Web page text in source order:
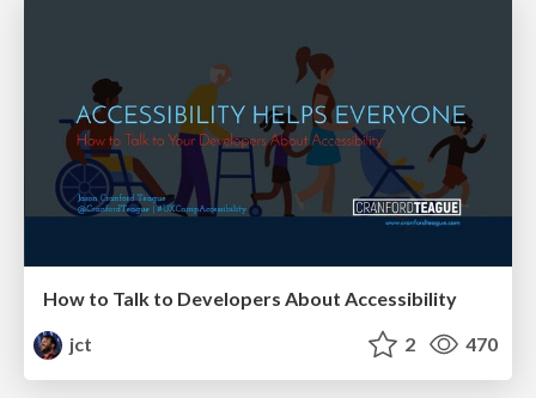
How to Talk to Developers About Accessibility
jct
2 470